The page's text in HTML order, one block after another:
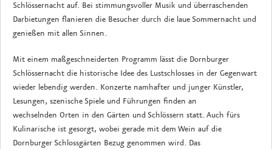
Schlössernacht auf. Bei stimmungsvoller Musik und überraschenden
Darbietungen flanieren die Besucher durch die laue Sommernacht und
genießen mit allen Sinnen.
Mit einem maßgeschneiderten Programm lässt die Dornburger
Schlössernacht die historische Idee des Lustschlosses in der Gegenwart
wieder lebendig werden. Konzerte namhafter und junger Künstler,
Lesungen, szenische Spiele und Führungen finden an
wechselnden Orten in den Gärten und Schlössern statt. Auch fürs
Kulinarische ist gesorgt, wobei gerade mit dem Wein auf die
Dornburger Schlossgärten Bezug genommen wird. Das